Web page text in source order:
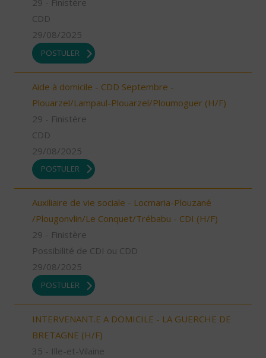
29 - Finistère
CDD
29/08/2025
POSTULER
Aide à domicile - CDD Septembre -
Plouarzel/Lampaul-Plouarzel/Ploumoguer (H/F)
29 - Finistère
CDD
29/08/2025
POSTULER
Auxiliaire de vie sociale - Locmaria-Plouzané
/Plougonvlin/Le Conquet/Trébabu - CDI (H/F)
29 - Finistère
Possibilité de CDI ou CDD
29/08/2025
POSTULER
INTERVENANT.E A DOMICILE - LA GUERCHE DE
BRETAGNE (H/F)
35 - Ille-et-Vilaine